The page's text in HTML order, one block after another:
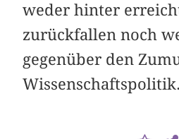
weder hinter
zurückfallen noch
gegenüber den
Wissenschaftspolitik.